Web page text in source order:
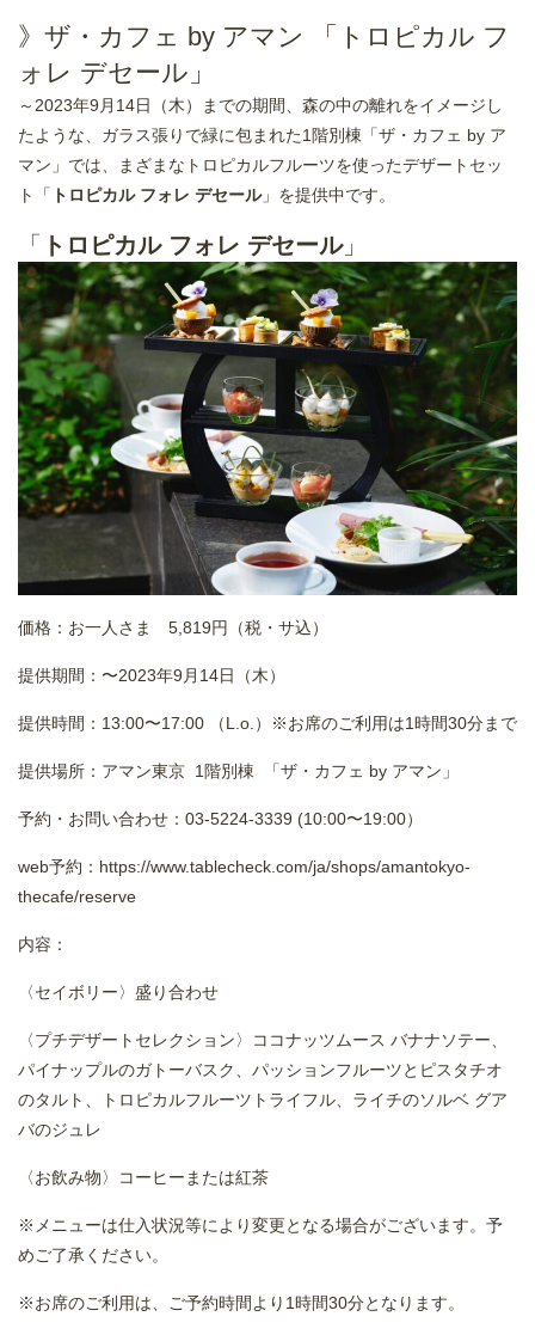
》ザ・カフェ by アマン 「トロピカル フ
ォレ デセール」
～2023年9月14日（木）までの期間、森の中の離れをイメージし
たような、ガラス張りで緑に包まれた1階別棟「ザ・カフェ by ア
マン」では、まざまなトロピカルフルーツを使ったデザートセッ
ト「 トロピカル フォレ デセール」を提供中です。
「 トロピカル フォレ デセール」
価格：お一人さま 5,819円（税・サ込）
提供期間：〜2023年9月14日（木）
提供時間：13:00〜17:00 （L.o.）※お席のご利用は1時間30分まで
提供場所：アマン東京 1階別棟 「ザ・カフェ by アマン」
予約・お問い合わせ：03-5224-3339 (10:00〜19:00）
web予約： https://www.tablecheck.com/ja/shops/amantokyo-
thecafe/reserve
内容：
〈セイボリー〉盛り合わせ
〈プチデザートセレクション〉ココナッツムース バナナソテー、
パイナップルのガトーバスク、パッションフルーツとピスタチオ
のタルト、トロピカルフルーツトライフル、ライチのソルベ グア
バのジュレ
〈お飲み物〉コーヒーまたは紅茶
※メニューは仕入状況等により変更となる場合がございます。予
めご了承ください。
※お席のご利用は、ご予約時間より1時間30分となります。